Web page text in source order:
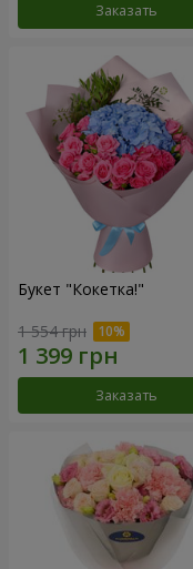
Заказать
Букет "Кокетка!"
1 554 грн
Заказать